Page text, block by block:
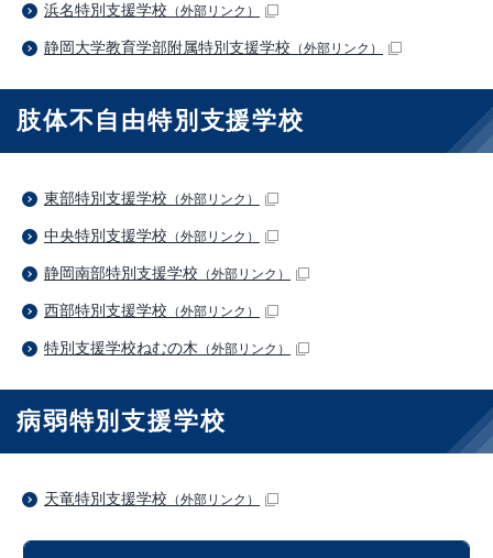
浜名特別支援学校 （外部リンク）
静岡大学教育学部附属特別支援学校 （外部リンク）
肢体不自由特別支援学校
東部特別支援学校 （外部リンク）
中央特別支援学校 （外部リンク）
静岡南部特別支援学校 （外部リンク）
西部特別支援学校 （外部リンク）
特別支援学校ねむの木 （外部リンク）
病弱特別支援学校
天竜特別支援学校 （外部リンク）